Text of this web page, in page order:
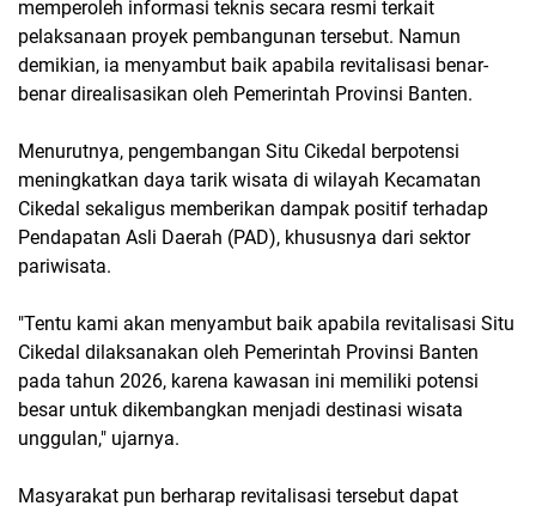
memperoleh informasi teknis secara resmi terkait
pelaksanaan proyek pembangunan tersebut. Namun
demikian, ia menyambut baik apabila revitalisasi benar-
benar direalisasikan oleh Pemerintah Provinsi Banten.
Menurutnya, pengembangan Situ Cikedal berpotensi
meningkatkan daya tarik wisata di wilayah Kecamatan
Cikedal sekaligus memberikan dampak positif terhadap
Pendapatan Asli Daerah (PAD), khususnya dari sektor
pariwisata.
"Tentu kami akan menyambut baik apabila revitalisasi Situ
Cikedal dilaksanakan oleh Pemerintah Provinsi Banten
pada tahun 2026, karena kawasan ini memiliki potensi
besar untuk dikembangkan menjadi destinasi wisata
unggulan," ujarnya.
Masyarakat pun berharap revitalisasi tersebut dapat